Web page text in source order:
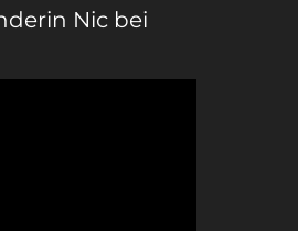
Nic bei